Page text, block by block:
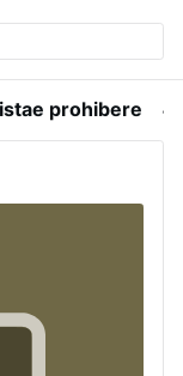
prohibere